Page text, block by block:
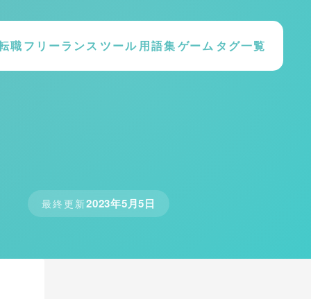
職フリーランス ツール用語集ゲーム タグ一覧
最終更新2023年5月5日